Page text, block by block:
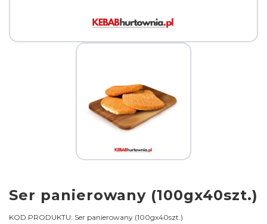
Ser panierowany (100gx40szt.)
KOD PRODUKTU: Ser panierowany (100gx40szt.)